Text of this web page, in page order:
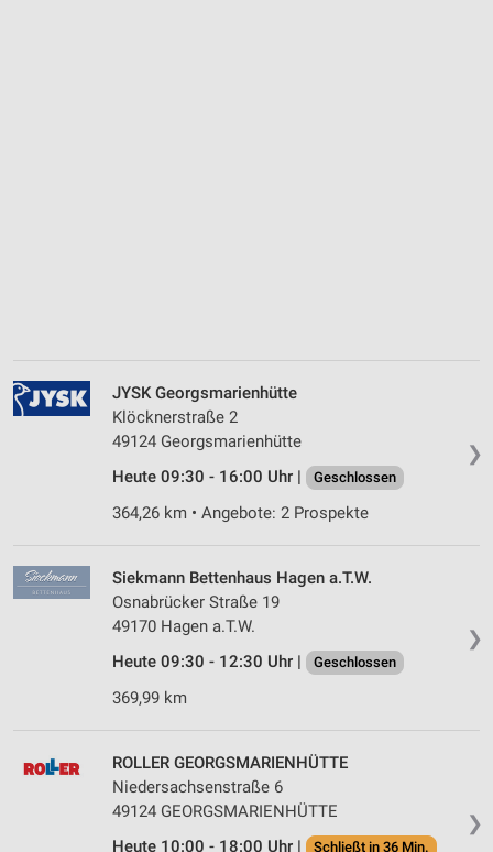
❯
JYSK Georgsmarienhütte
Klöcknerstraße 2
49124 Georgsmarienhütte
Heute 09:30 - 16:00 Uhr |
Geschlossen
364,26 km • Angebote: 2 Prospekte
❯
Siekmann Bettenhaus Hagen a.T.W.
Osnabrücker Straße 19
49170 Hagen a.T.W.
Heute 09:30 - 12:30 Uhr |
Geschlossen
369,99 km
❯
ROLLER GEORGSMARIENHÜTTE
Niedersachsenstraße 6
49124 GEORGSMARIENHÜTTE
Heute 10:00 - 18:00 Uhr |
Schließt in 36 Min.